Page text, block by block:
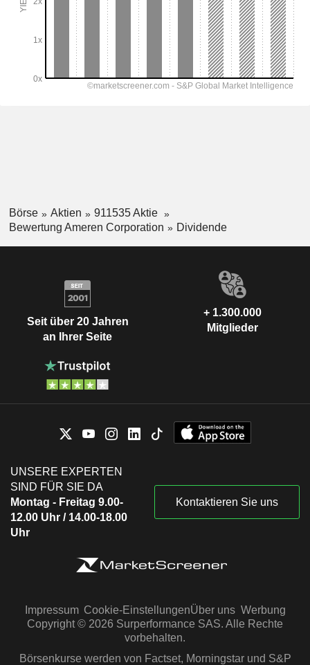
Börse Aktien
911535 Aktie
Bewertung Ameren Corporation
Dividende
Seit über 20 Jahren
an Ihrer Seite
+ 1.300.000
Mitglieder
UNSERE EXPERTEN
SIND FÜR SIE DA
Montag - Freitag 9.00-
12.00 Uhr / 14.00-18.00
Uhr
Kontaktieren Sie uns
Impressum Cookie-EinstellungenÜber uns Werbung
Copyright © 2026 Surperformance SAS. Alle Rechte
vorbehalten.
Börsenkurse werden von Factset, Morningstar und S&P